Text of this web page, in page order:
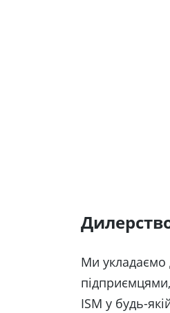
Ми укладаємо
ISM у будь-